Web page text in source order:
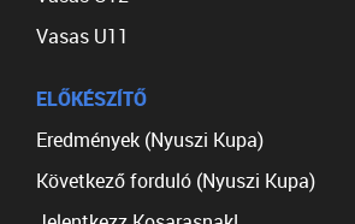
Vasas U11
ELŐKÉSZÍTŐ
Eredmények (Nyuszi Kupa)
Következő forduló (Nyuszi Kupa)